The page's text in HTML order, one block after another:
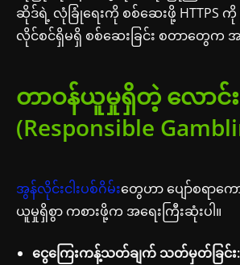
ဆိုဒ်ရဲ့ လုံခြုံရေးကို စစ်ဆေးဖို့ HTTPS ကို
လိုင်စင်ရှိမရှိ စစ်ဆေးခြင်း စတာတွေက အ
တာဝန်ယူမှုရှိတဲ့ လောင်
(Responsible
အွန်လိုင်းငါးပစ်ဂိမ်းတွေဟာ ပျော်စရာက
ယူမှုရှိစွာ ကစားဖို့က အရေးကြီးဆုံးပါ။
ငွေကြေးကန့်သတ်ချက် သတ်မှတ်ခြင်း: